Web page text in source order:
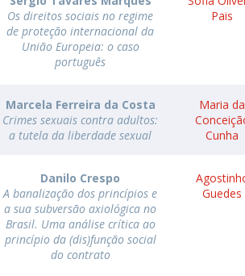
Os direitos sociais no regime
de proteção internacional da
União Europeia: o caso
português
Pais
Marcela Ferreira da Costa
Crimes sexuais contra adultos:
a tutela da liberdade sexual
Maria da
Cunha
Danilo Crespo
A banalização dos princípios e
a sua subversão axiológica no
Brasil. Uma análise crítica ao
princípio da (dis)função social
do contrato
Guedes